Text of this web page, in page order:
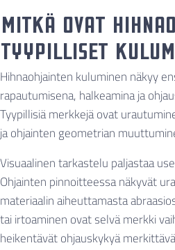
Mitkä ovat
tyypilliset
Hihnaohjainten kuluminen näkyy
rapautumisena, halkeamina ja
Tyypillisiä merkkejä ovat
ja ohjainten geometrian
Visuaalinen tarkastelu paljastaa
Ohjainten pinnoitteessa näkyvät
materiaalin aiheuttamasta
tai irtoaminen ovat selvä merkki
heikentävät ohjauskykyä